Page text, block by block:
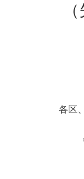
政务公开
各区
《